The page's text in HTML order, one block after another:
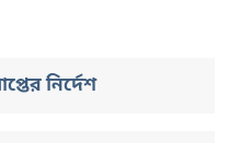
নির্দেশ